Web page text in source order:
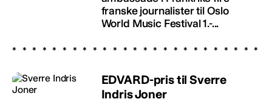
franske journalister til Oslo
World Music Festival 1.-...
EDVARD-pris til Sverre
Indris Joner